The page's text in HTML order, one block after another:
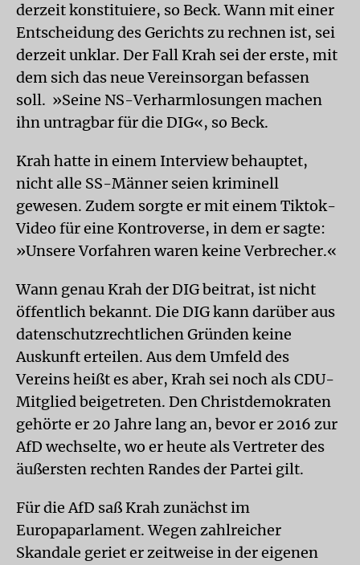
derzeit konstituiere, so Beck. Wann mit einer
Entscheidung des Gerichts zu rechnen ist, sei
derzeit unklar. Der Fall Krah sei der erste, mit
dem sich das neue Vereinsorgan befassen
soll. »Seine NS-Verharmlosungen machen
ihn untragbar für die DIG«, so Beck.
Krah hatte in einem Interview behauptet,
nicht alle SS-Männer seien kriminell
gewesen. Zudem sorgte er mit einem Tiktok-
Video für eine Kontroverse, in dem er sagte:
»Unsere Vorfahren waren keine Verbrecher.«
Wann genau Krah der DIG beitrat, ist nicht
öffentlich bekannt. Die DIG kann darüber aus
datenschutzrechtlichen Gründen keine
Auskunft erteilen. Aus dem Umfeld des
Vereins heißt es aber, Krah sei noch als CDU-
Mitglied beigetreten. Den Christdemokraten
gehörte er 20 Jahre lang an, bevor er 2016 zur
AfD wechselte, wo er heute als Vertreter des
äußersten rechten Randes der Partei gilt.
Für die AfD saß Krah zunächst im
Europaparlament. Wegen zahlreicher
Skandale geriet er zeitweise in der eigenen